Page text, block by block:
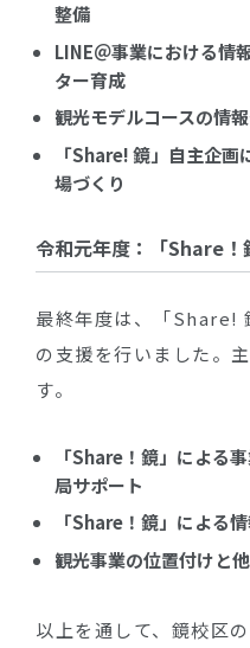
整備
LINE＠事業における情
ター育成
観光モデルコースの情
「Share! 鏡」自主企
場づくり
令和元年度：「Share！
最終年度は、「Share!
の支援を行いました。
す。
「Share！鏡」による
局サポート
「Share！鏡」による
観光事業の位置付けと
以上を通して、鏡校区